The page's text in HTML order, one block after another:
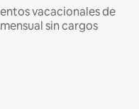
vacacionales de
sin cargos